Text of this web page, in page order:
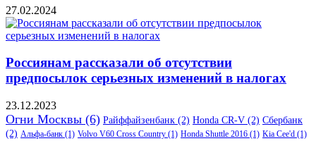
27.02.2024
Россиянам рассказали об отсутствии
предпосылок серьезных изменений в налогах
23.12.2023
Огни Москвы (6) Райффайзенбанк (2) Honda CR-V (2) Сбербанк
(2) Альфа-банк (1) Volvo V60 Cross Country (1) Honda Shuttle 2016 (1) Kia Cee'd (1)